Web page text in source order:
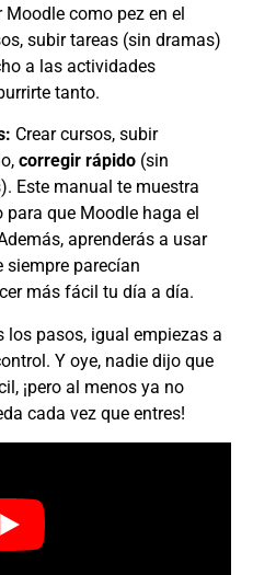
como pez en el
subir tareas (sin dramas)
a las actividades
tanto.
Crear cursos, subir
corregir rápido (sin
Este manual te muestra
que Moodle haga el
aprenderás a usar
siempre parecían
más fácil tu día a día.
los pasos, igual empiezas a
Y oye, nadie dijo que
¡pero al menos ya no
cada vez que entres!